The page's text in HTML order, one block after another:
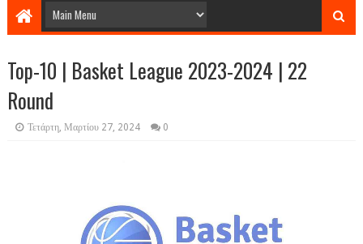
Top-10 | Basket League 2023-2024 | 22
Round
Τετάρτη, Μαρτίου 27, 2024 0